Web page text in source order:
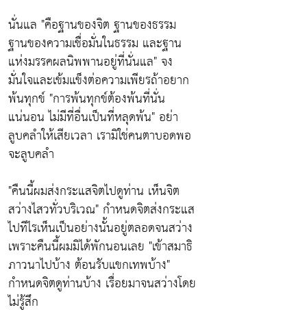
นั่นแล "คือฐานของจิต ฐานของธรรม
ฐานของความเชื่อมั่นในธรรม และฐาน
แห่งมรรคผลนิพพานอยู่ที่นั่นแล"จง
มั่นใจและเข้มแข็งต่อความเพียรถ้าอยาก
พ้นทุกข์ "การพ้นทุกข์ต้องพ้นที่นั่น
แน่นอน ไม่มีที่อื่นเป็นที่หลุดพ้น"อย่า
ลูบคลำให้เสียเวลา เรามิใช่คนตาบอดพอ
จะลูบคลำ
"คืนนี้ผมส่งกระแสจิตไปดูท่าน เห็นจิต
สว่างไสวทั่วบริเวณ" กำหนดจิตส่งกระแส
ไปทีไรเห็นเป็นอย่างนั้นอยู่ตลอดจนสว่าง
เพราะคืนนี้ผมมิได้พักนอนเลย "เข้าสมาธิ
ภาวนาไปบ้าง ต้อนรับแขกเทพบ้าง"
กำหนดจิตดูท่านบ้าง เรื่อยมาจนสว่างโดย
ไม่รู้สึก